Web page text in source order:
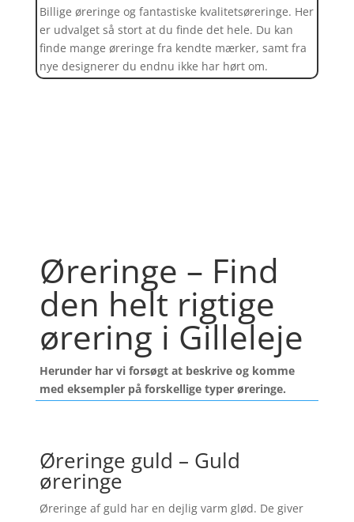
Billige øreringe og fantastiske kvalitetsøreringe. Her
er udvalget så stort at du finde det hele. Du kan
finde mange øreringe fra kendte mærker, samt fra
nye designerer du endnu ikke har hørt om.
Øreringe – Find
den helt rigtige
ørering i Gilleleje
Herunder har vi forsøgt at beskrive og komme
med eksempler på forskellige typer øreringe.
Øreringe guld – Guld
øreringe
Øreringe af guld har en dejlig varm glød. De giver